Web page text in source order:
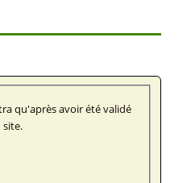
qu'après avoir été validé